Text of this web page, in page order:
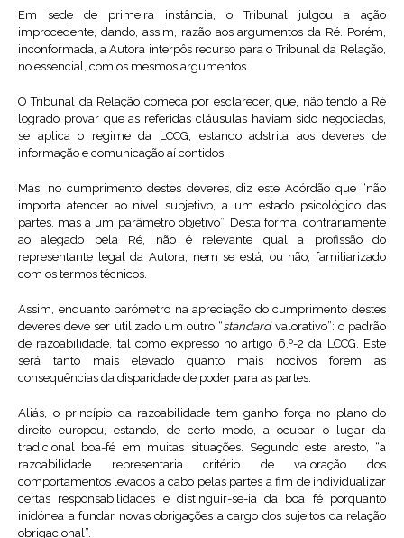
Em sede de primeira instância, o Tribunal julgou a ação
improcedente, dando, assim, razão aos argumentos da Ré. Porém,
inconformada, a Autora interpôs recurso para o Tribunal da Relação,
no essencial, com os mesmos argumentos.
O Tribunal da Relação começa por esclarecer, que, não tendo a Ré
logrado provar que as referidas cláusulas haviam sido negociadas,
se aplica o regime da LCCG, estando adstrita aos deveres de
informação e comunicação aí contidos.
Mas, no cumprimento destes deveres, diz este Acórdão que “não
importa atender ao nível subjetivo, a um estado psicológico das
partes, mas a um parâmetro objetivo”. Desta forma, contrariamente
ao alegado pela Ré, não é relevante qual a profissão do
representante legal da Autora, nem se está, ou não, familiarizado
com os termos técnicos.
Assim, enquanto barómetro na apreciação do cumprimento destes
deveres deve ser utilizado um outro “standard valorativo”: o padrão
de razoabilidade, tal como expresso no artigo 6.º-2 da LCCG. Este
será tanto mais elevado quanto mais nocivos forem as
consequências da disparidade de poder para as partes.
Aliás, o princípio da razoabilidade tem ganho força no plano do
direito europeu, estando, de certo modo, a ocupar o lugar da
tradicional boa-fé em muitas situações. Segundo este aresto, “a
razoabilidade representaria critério de valoração dos
comportamentos levados a cabo pelas partes a fim de individualizar
certas responsabilidades e distinguir-se-ia da boa fé porquanto
inidónea a fundar novas obrigações a cargo dos sujeitos da relação
obrigacional”.